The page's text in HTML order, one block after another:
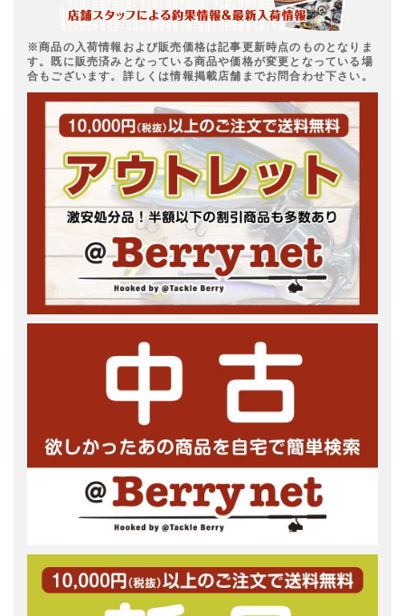
※商品の入荷情報および販売価格は記事更新時点のものとなりま
す。既に販売済みとなっている商品や価格が変更となっている場
合もございます。詳しくは情報掲載店舗までお問合わせ下さい。